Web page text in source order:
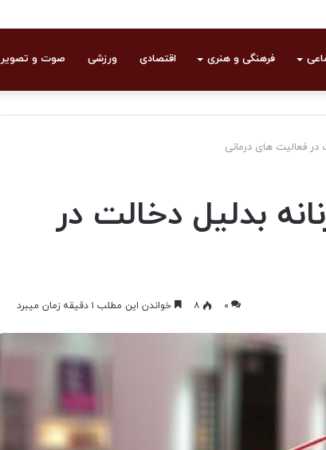
فرهنگی و هنری اقتصادی ورزشی صوت و تصویر
در فعالیت های درمانی
بدلیل دخالت در
۰ ۸ خواندن این مطلب ۱ دقیقه زمان میبرد